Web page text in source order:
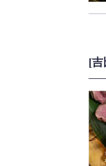
[吉